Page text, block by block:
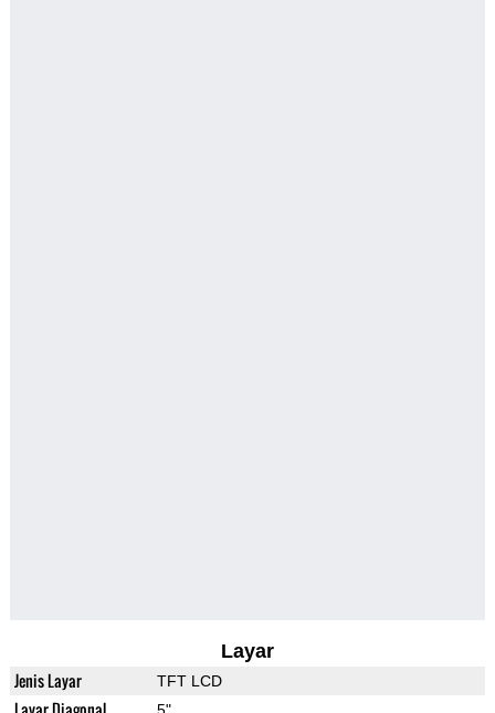
Layar
Jenis Layar TFT LCD